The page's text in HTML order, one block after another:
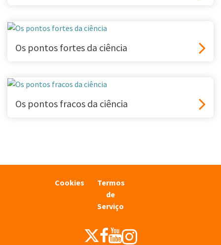
Os pontos fortes da ciência
Os pontos fracos da ciência
Cookies
Termos
de
Serviço